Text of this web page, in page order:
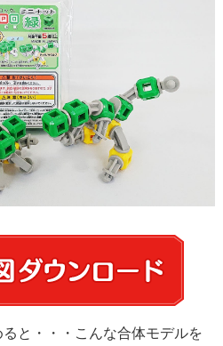
と・・・こんな合体モデルを